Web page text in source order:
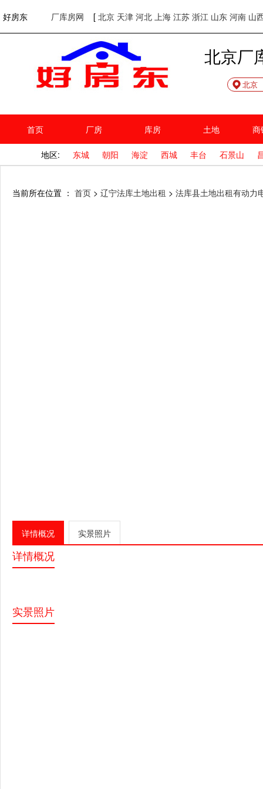
好房东 厂库房网 [ 北京 天津 河北 上海 江苏 浙江 山东 河南 山
欢迎访问好房东！网站首页
北京厂
北京
首页 厂房 库房 土地 商
地区: 东城 朝阳 海淀 西城 丰台 石景山
当前所在位置 ： 首页 > 辽宁法库土地出租 > 法库县土地出租有动力
详情概况 实景照片
详情概况
实景照片